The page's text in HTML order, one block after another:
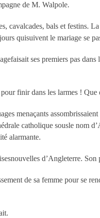
de M. Walpole.
cavalcades, bals et festins.
quisuivent le mariage se
ses premiers pas
finir dans les larmes !
menaçants
catholique sousle nom
alarmante.
d’Angleterre.
de sa femme pour se